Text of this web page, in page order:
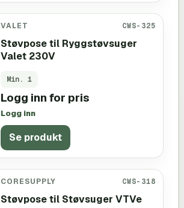
VALET CWS-325
Støvpose til Ryggstøvsuger
Valet 230V
Min. 1
Logg inn for pris
Logg inn
Se produkt
CORESUPPLY CWS-318
Støvpose til Støvsuger VTVe